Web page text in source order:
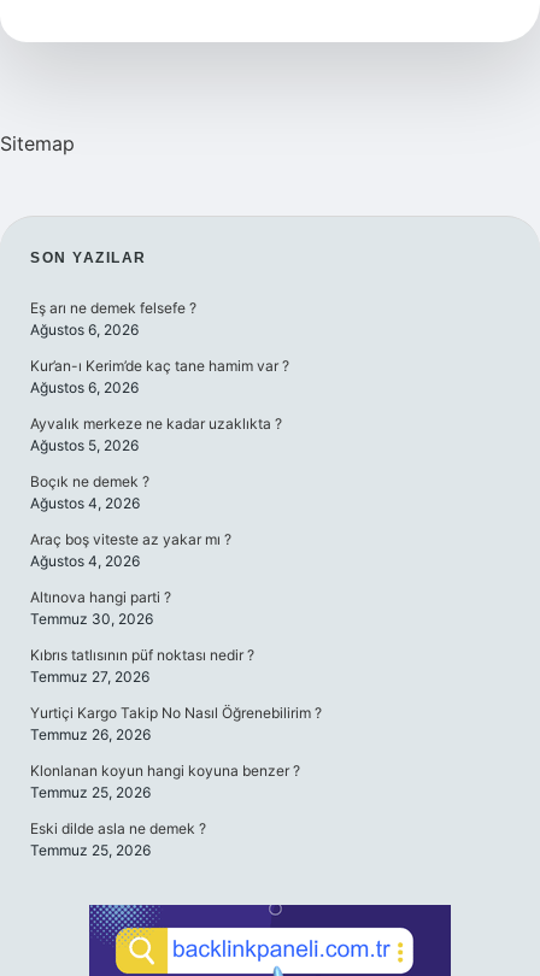
Reddi
Sitemap
SIDEBAR
SON YAZILAR
Eş arı ne demek felsefe ?
Ağustos 6, 2026
Kur’an-ı Kerim’de kaç tane hamim var ?
Ağustos 6, 2026
Ayvalık merkeze ne kadar uzaklıkta ?
Ağustos 5, 2026
Boçık ne demek ?
Ağustos 4, 2026
Araç boş viteste az yakar mı ?
Ağustos 4, 2026
Altınova hangi parti ?
Temmuz 30, 2026
Kıbrıs tatlısının püf noktası nedir ?
Temmuz 27, 2026
Yurtiçi Kargo Takip No Nasıl Öğrenebilirim ?
Temmuz 26, 2026
Klonlanan koyun hangi koyuna benzer ?
Temmuz 25, 2026
Eski dilde asla ne demek ?
Temmuz 25, 2026